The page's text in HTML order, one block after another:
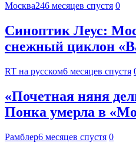
Москва246 месяцев спустя 0
Синоптик Леус:
снежный циклон
RT на русском6 месяцев спустя
«Почетная няня
Понка умерла в
Рамблер6 месяцев спустя 0